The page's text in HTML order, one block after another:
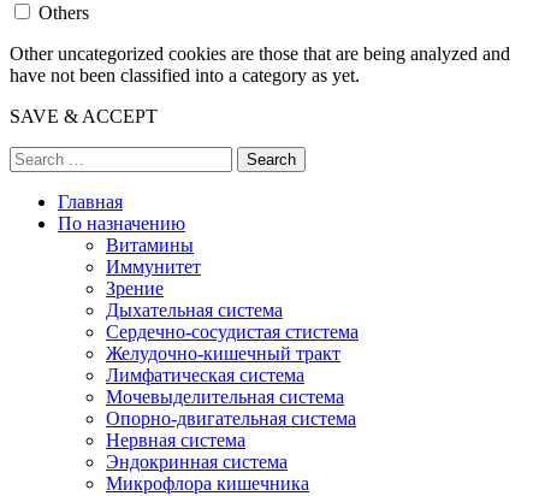
Others
Other uncategorized cookies are those that are being analyzed and
have not been classified into a category as yet.
SAVE & ACCEPT
Search
Главная
По назначению
Витамины
Иммунитет
Зрение
Дыхательная система
Сердечно-сосудистая стистема
Желудочно-кишечный тракт
Лимфатическая система
Мочевыделительная система
Опорно-двигательная система
Нервная система
Эндокринная система
Микрофлора кишечника